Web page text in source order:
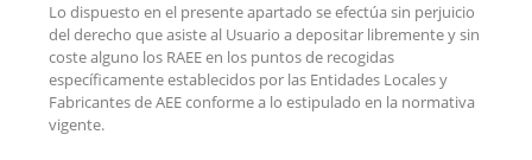
Lo dispuesto en el presente apartado se efectúa sin perjuicio
del derecho que asiste al Usuario a depositar libremente y sin
coste alguno los RAEE en los puntos de recogidas
específicamente establecidos por las Entidades Locales y
Fabricantes de AEE conforme a lo estipulado en la normativa
vigente.